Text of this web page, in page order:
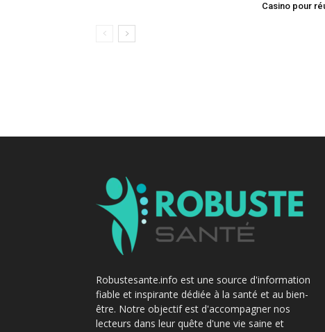
Casino pour
Robustesante.info est une source d'information
fiable et inspirante dédiée à la santé et au bien-
être. Notre objectif est d'accompagner nos
lecteurs dans leur quête d'une vie saine et